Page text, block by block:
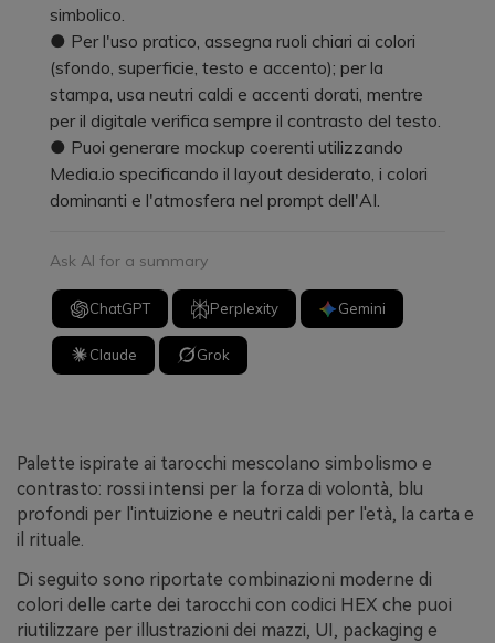
simbolico.
● Per l'uso pratico, assegna ruoli chiari ai colori
(sfondo, superficie, testo e accento); per la
stampa, usa neutri caldi e accenti dorati, mentre
per il digitale verifica sempre il contrasto del testo.
● Puoi generare mockup coerenti utilizzando
Media.io specificando il layout desiderato, i colori
dominanti e l'atmosfera nel prompt dell'AI.
Ask AI for a summary
ChatGPT Perplexity Gemini
Claude Grok
Palette ispirate ai tarocchi mescolano simbolismo e
contrasto: rossi intensi per la forza di volontà, blu
profondi per l'intuizione e neutri caldi per l'età, la carta e
il rituale.
Di seguito sono riportate combinazioni moderne di
colori delle carte dei tarocchi con codici HEX che puoi
riutilizzare per illustrazioni dei mazzi, UI, packaging e